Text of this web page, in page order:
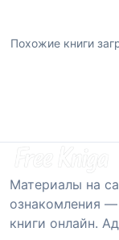
Похожие книги
Материалы на
ознакомления —
книги онлайн.